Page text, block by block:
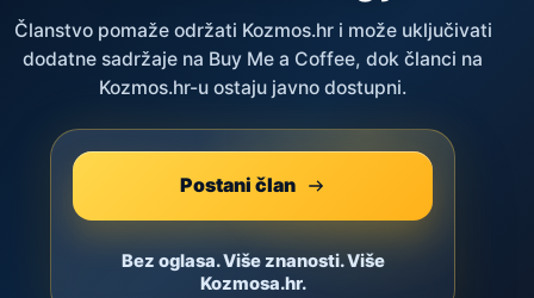
Članstvo pomaže održati Kozmos.hr i može uključivati
dodatne sadržaje na Buy Me a Coffee, dok članci na
Kozmos.hr-u ostaju javno dostupni.
Postani član
Bez oglasa. Više znanosti. Više
Kozmosa.hr.